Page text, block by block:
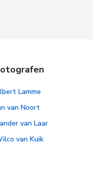
Lamme
van Noort
van Laar
van Kuik